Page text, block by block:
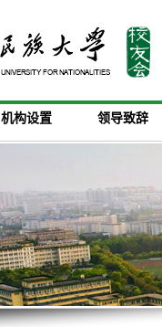
机构设置 领导致辞